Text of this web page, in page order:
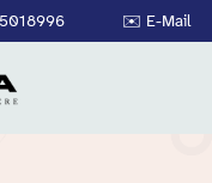
✉️ E-Mail